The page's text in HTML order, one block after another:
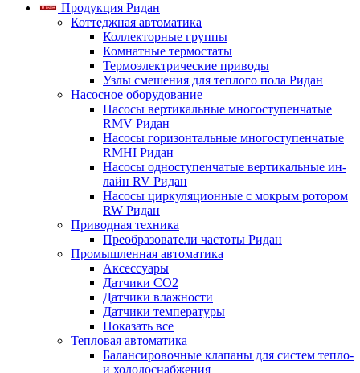
Продукция Ридан
Коттеджная автоматика
Коллекторные группы
Комнатные термостаты
Термоэлектрические приводы
Узлы смешения для теплого пола Ридан
Насосное оборудование
Насосы вертикальные многоступенчатые
RMV Ридан
Насосы горизонтальные многоступенчатые
RMHI Ридан
Насосы одноступенчатые вертикальные ин-
лайн RV Ридан
Насосы циркуляционные с мокрым ротором
RW Ридан
Приводная техника
Преобразователи частоты Ридан
Промышленная автоматика
Аксессуары
Датчики CO2
Датчики влажности
Датчики температуры
Показать все
Тепловая автоматика
Балансировочные клапаны для систем тепло-
и холодоснабжения